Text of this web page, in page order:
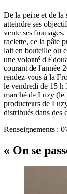
De la peine et de la
atteindre ses
vente ses
raclette, de la pâte
lait en bouteille ou
une volonté
courant de l'année
rendez-vous à la
le vendredi de 15 h
marché de Luzy (le
producteurs de
distribués dans des
Renseignements :
« On se